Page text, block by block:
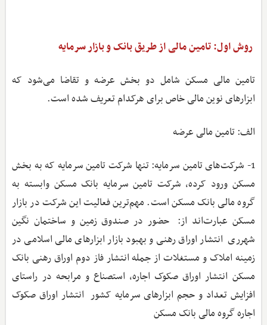
روش اول: تامین مالی از طریق بانک و بازار سرمایه
تامین مالی مسکن شامل دو بخش عرضه و تقاضا می‌شود که
ابزارهای نوین مالی خاص برای هرکدام تعریف شده است.
الف: تامین مالی عرضه
1- شرکت‌های تامین سرمایه: تنها شرکت تامین سرمایه که به بخش
مسکن ورود کرده، شرکت تامین سرمایه بانک مسکن وابسته به
گروه مالی بانک مسکن است. مهم‌ترین فعالیت این شرکت در بازار
مسکن عبارت‌اند از: حضور در صندوق زمین و ساختمان نگین
شهرری انتشار اوراق رهنی و بهبود بازار ابزارهای مالی اسلامی در
زمینه املاک و مستغلات از جمله انتشار فاز دوم اوراق رهنی بانک
مسکن انتشار اوراق صکوک اجاره، استصناع و مرابحه در راستای
افزایش تعداد و حجم ابزارهای سرمایه کشور انتشار اوراق صکوک
اجاره گروه مالی بانک مسکن